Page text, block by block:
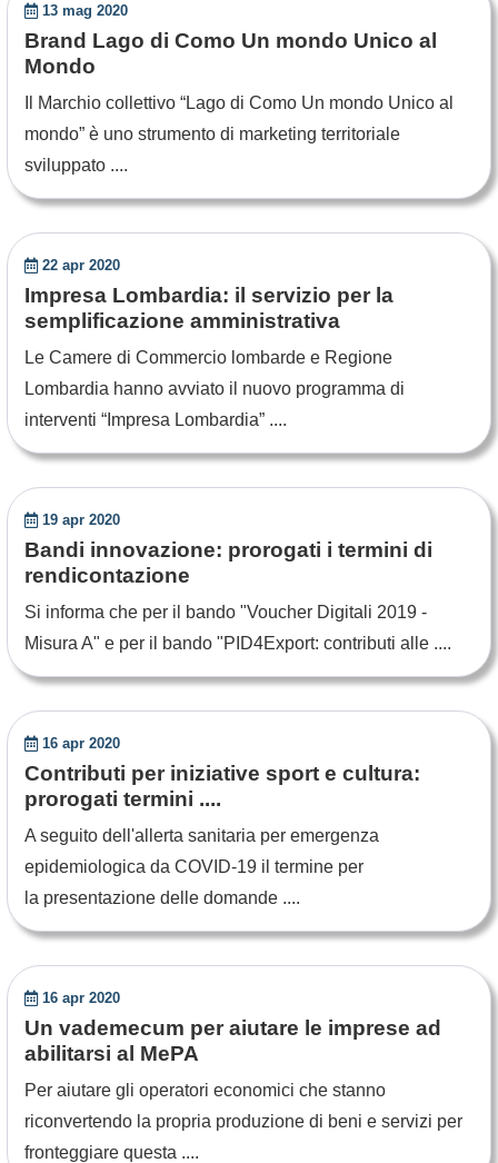
13 mag 2020
Brand Lago di Como Un mondo Unico al
Mondo
Il Marchio collettivo “Lago di Como Un mondo Unico al
mondo” è uno strumento di marketing territoriale
sviluppato ....
22 apr 2020
Impresa Lombardia: il servizio per la
semplificazione amministrativa
Le Camere di Commercio lombarde e Regione
Lombardia hanno avviato il nuovo programma di
interventi “Impresa Lombardia” ....
19 apr 2020
Bandi innovazione: prorogati i termini di
rendicontazione
Si informa che per il bando "Voucher Digitali 2019 -
Misura A" e per il bando "PID4Export: contributi alle ....
16 apr 2020
Contributi per iniziative sport e cultura:
prorogati termini ....
A seguito dell'allerta sanitaria per emergenza
epidemiologica da COVID-19 il termine per
la presentazione delle domande ....
16 apr 2020
Un vademecum per aiutare le imprese ad
abilitarsi al MePA
Per aiutare gli operatori economici che stanno
riconvertendo la propria produzione di beni e servizi per
fronteggiare questa ....